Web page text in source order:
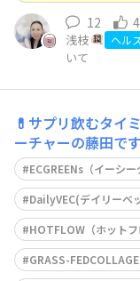
12
浅枝 ヘル
いて
💊サプリ飲むタイ
ーチャーの藤田で
👀、昼間、お客様
夜ヘルスタウン見
スタウンで生活し
タイミング⏰ 私の
ECGREENs（イーシー
DailyVEC(デイリーベ
HOTFLOW（ホットフ
GRASS-